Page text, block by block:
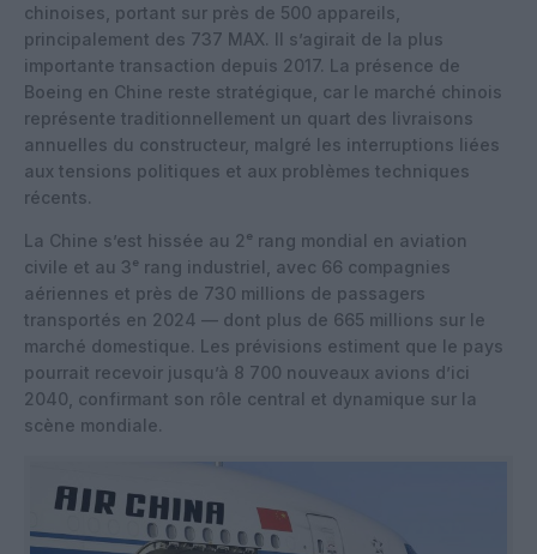
chinoises, portant sur près de 500 appareils,
principalement des 737 MAX. Il s’agirait de la plus
importante transaction depuis 2017. La présence de
Boeing en Chine reste stratégique, car le marché chinois
représente traditionnellement un quart des livraisons
annuelles du constructeur, malgré les interruptions liées
aux tensions politiques et aux problèmes techniques
récents.​
La Chine s’est hissée au 2ᵉ rang mondial en aviation
civile et au 3ᵉ rang industriel, avec 66 compagnies
aériennes et près de 730 millions de passagers
transportés en 2024 — dont plus de 665 millions sur le
marché domestique. Les prévisions estiment que le pays
pourrait recevoir jusqu’à 8 700 nouveaux avions d’ici
2040, confirmant son rôle central et dynamique sur la
scène mondiale.